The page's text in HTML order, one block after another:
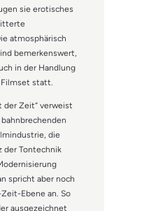
sie erotisches
atmosphärisch
bemerkenswert,
in der Handlung
statt.
der Zeit“ verweist
die
der Tontechnik
spricht aber noch
Ebene an. So
ausgezeichnet